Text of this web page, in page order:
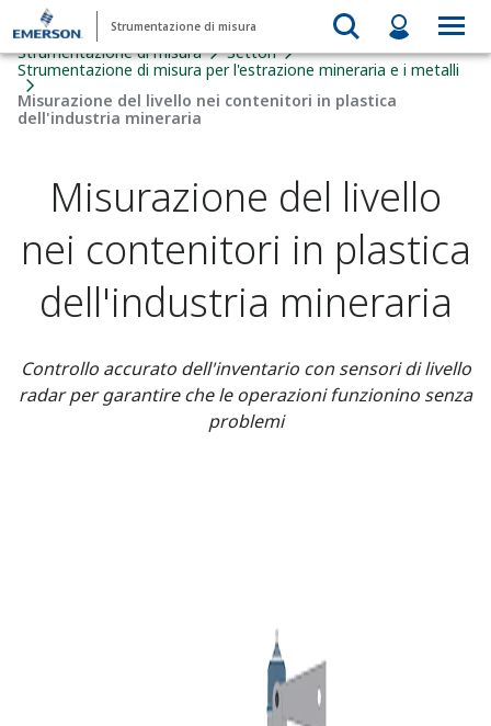
Strumentazione di misura
Strumentazione di misura
Settori
Strumentazione di misura per l'estrazione mineraria e i metalli
Misurazione del livello nei contenitori in plastica
dell'industria mineraria​
Misurazione del livello
nei contenitori in plastica
dell'industria mineraria​
Controllo accurato dell'inventario con sensori di livello
radar per garantire che le operazioni funzionino senza
problemi